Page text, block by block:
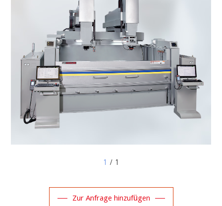
1 / 1
Zur Anfrage hinzufügen